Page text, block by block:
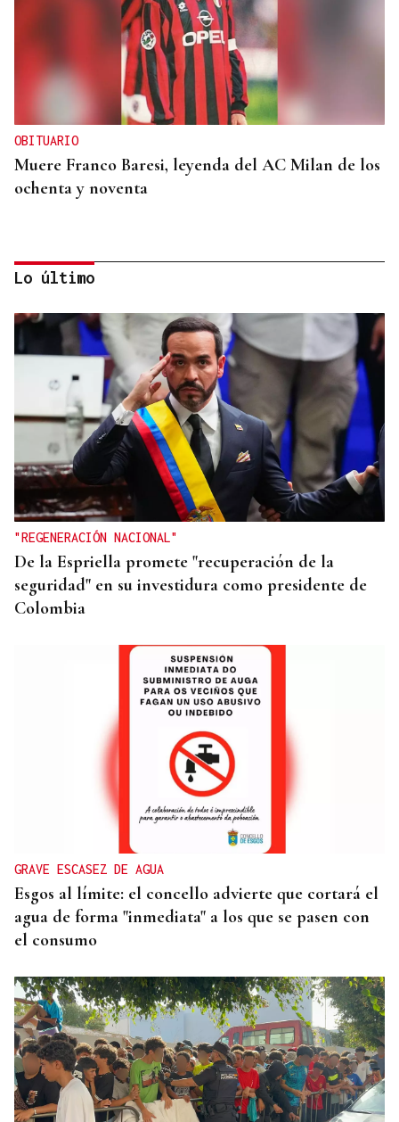
OBITUARIO
Muere Franco Baresi, leyenda del AC Milan de los
ochenta y noventa
OBITUARIO
Muere el padre de Paula Echevarría, Luis, a los 76
años
Lo último
"REGENERACIÓN NACIONAL"
De la Espriella promete "recuperación de la
seguridad" en su investidura como presidente de
Colombia
GRAVE ESCASEZ DE AGUA
Esgos al límite: el concello advierte que cortará el
agua de forma "inmediata" a los que se pasen con
el consumo